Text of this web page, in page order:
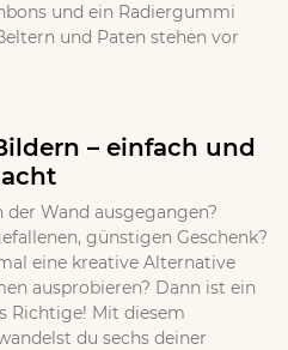
und ein Radiergummi
und Paten stehen vor
– einfach und
Wand ausgegangen?
günstigen Geschenk?
eine kreative Alternative
ausprobieren? Dann ist ein
Richtige! Mit diesem
du sechs deiner